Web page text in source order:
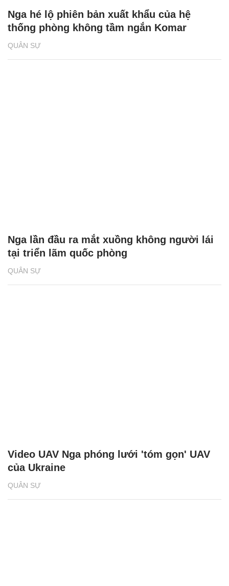
QUÂN SỰ
Nga hé lộ phiên bản xuất khẩu của hệ
thống phòng không tầm ngắn Komar
QUÂN SỰ
Nga lần đầu ra mắt xuồng không người lái
tại triển lãm quốc phòng
QUÂN SỰ
Video UAV Nga phóng lưới 'tóm gọn' UAV
của Ukraine